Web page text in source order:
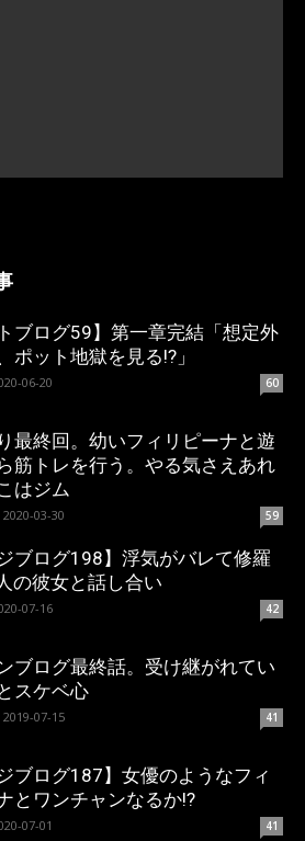
トブログ59】第一章完結「想定外
ポット地獄を見る!?」
06-20 60
最終回。幼いフィリピーナと遊
筋トレを行う。やる気さえあれ
はジム
2020-03-30 59
ジブログ198】浮気がバレて修羅
の彼女と話し合い
07-16 42
ブログ最終話。受け継がれてい
スケベ心
2019-07-15 41
ブログ187】女優のようなフィ
とワンチャンなるか!?
07-01 41